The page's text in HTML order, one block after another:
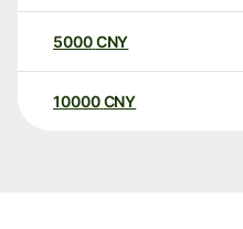
5000CNY
10000 CNY